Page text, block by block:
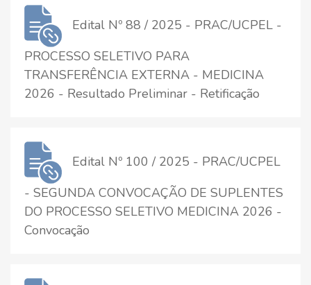
Edital Nº 88 / 2025 - PRAC/UCPEL -
PROCESSO SELETIVO PARA
TRANSFERÊNCIA EXTERNA - MEDICINA
2026 - Resultado Preliminar - Retificação
Edital Nº 100 / 2025 - PRAC/UCPEL
- SEGUNDA CONVOCAÇÃO DE SUPLENTES
DO PROCESSO SELETIVO MEDICINA 2026 -
Convocação